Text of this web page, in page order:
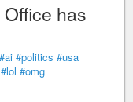
has
#ai #politics #usa
#lol #omg